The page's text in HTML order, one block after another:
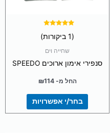
5.00
(1 ביקורות)
שחייה וים
סנפירי אימון ארוכים SPEEDO
החל מ- ₪114
בחר/י אפשרויות